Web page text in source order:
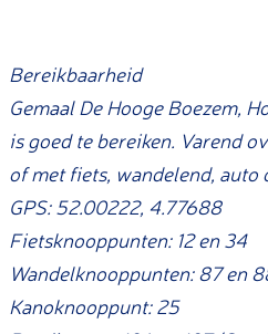
Bereikbaarheid
Gemaal De Hooge Boezem,
is goed te bereiken. Varend
of met fiets, wandelend, auto
GPS: 52.00222, 4.77688
Fietsknooppunten: 12 en 34
Wandelknooppunten: 87 en
Kanoknooppunt: 25